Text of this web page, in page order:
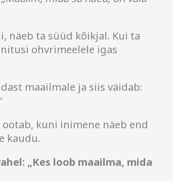
näeb ta süüd kõikjal. Kui ta
ohvrimeelele igas
maailmale ja siis väidab:
kuni inimene näeb end
kaudu.
„Kes loob maailma, mida